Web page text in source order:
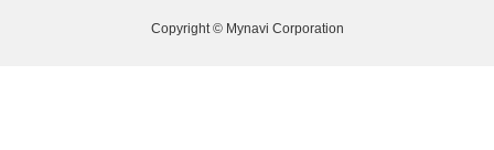
Copyright © Mynavi Corporation